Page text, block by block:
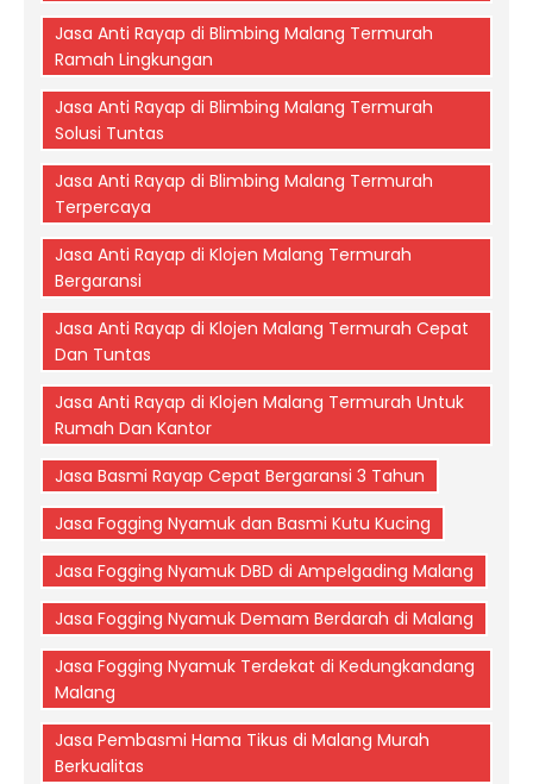
Jasa Anti Rayap di Blimbing Malang Termurah
Ramah Lingkungan
Jasa Anti Rayap di Blimbing Malang Termurah
Solusi Tuntas
Jasa Anti Rayap di Blimbing Malang Termurah
Terpercaya
Jasa Anti Rayap di Klojen Malang Termurah
Bergaransi
Jasa Anti Rayap di Klojen Malang Termurah Cepat
Dan Tuntas
Jasa Anti Rayap di Klojen Malang Termurah Untuk
Rumah Dan Kantor
Jasa Basmi Rayap Cepat Bergaransi 3 Tahun
Jasa Fogging Nyamuk dan Basmi Kutu Kucing
Jasa Fogging Nyamuk DBD di Ampelgading Malang
Jasa Fogging Nyamuk Demam Berdarah di Malang
Jasa Fogging Nyamuk Terdekat di Kedungkandang
Malang
Jasa Pembasmi Hama Tikus di Malang Murah
Berkualitas